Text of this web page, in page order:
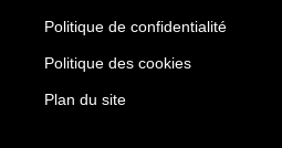
Politique de confidentialité
Politique des cookies
Plan du site